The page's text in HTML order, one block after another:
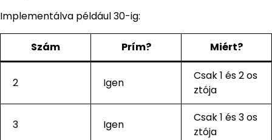
Implementálva például 30-ig:
Szám Prím? Miért?
2 Igen
Csak 1 és 2 os
ztója
3 Igen
Csak 1 és 3 os
ztója